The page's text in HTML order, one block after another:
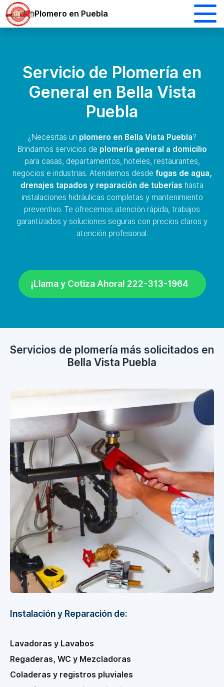
Plomero en Puebla
Servicio de Plomería en
General en Bella Vista
Puebla
¿Necesitas un plomero en Bella Vista Puebla?
Brindamos servicios de plomería general a domicilio
para casas, departamentos, hoteles, restaurantes,
negocios e industrias. Atendemos desde fugas de agua,
drenajes tapados y reparación de tuberías hasta
instalaciones hidráulicas completas y mantenimiento
preventivo. Te ofrecemos atención rápida, trabajos
garantizados y soluciones seguras con precios claros y
atención profesional.
¡Llama y Cotiza Ahora! 222-313-1964
Servicios de plomería más solicitados en
Bella Vista Puebla
Instalación y Reparación de:
Lavadoras y Lavabos
Regaderas, WC y Mezcladoras
Coladeras y registros pluviales